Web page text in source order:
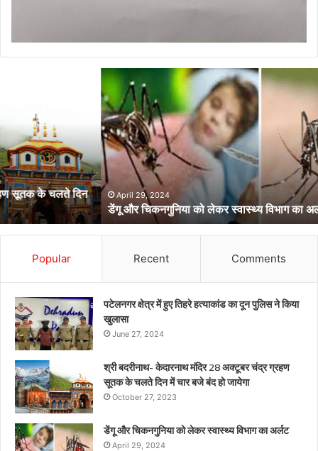
स्वास्थ्य
विभाग
का
अर्लटApril 29, 2024
डेंगू और चिकनगुनिया को लेकर स्वास्थ्य विभाग का अर्लट
Popular Recent Comments
पटेलनगर क्षेत्र में हुए तिहरे हत्याकांड का दून पुलिस ने किया
खुलासा
June 27, 2024
श्री बदरीनाथ- केदारनाथ मंदिर 28 अक्टूबर चंद्र ग्रहण
सूतक के चलते दिन में चार बजे बंद हो जायेगा
October 27, 2023
डेंगू और चिकनगुनिया को लेकर स्वास्थ्य विभाग का अर्लट
April 29, 2024